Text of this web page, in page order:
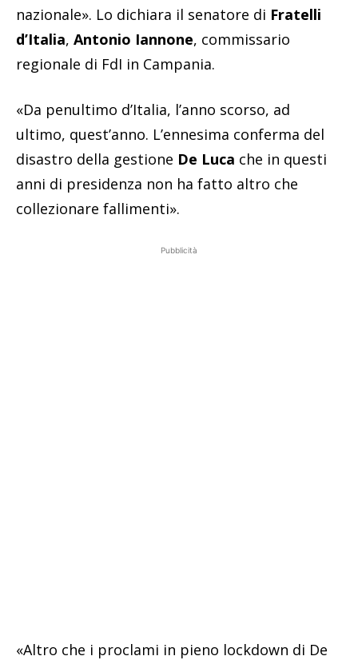
nazionale». Lo dichiara il senatore di Fratelli
d’Italia, Antonio Iannone, commissario
regionale di FdI in Campania.
«Da penultimo d’Italia, l’anno scorso, ad
ultimo, quest’anno. L’ennesima conferma del
disastro della gestione De Luca che in questi
anni di presidenza non ha fatto altro che
collezionare fallimenti».
Pubblicità
«Altro che i proclami in pieno lockdown di De